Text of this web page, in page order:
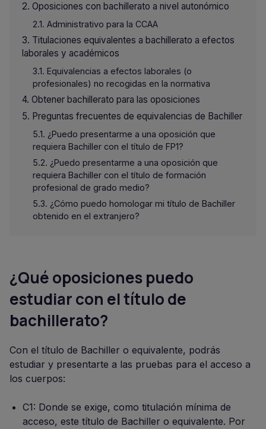
Oposiciones con bachillerato a nivel autonómico
Administrativo para la CCAA
Titulaciones equivalentes a bachillerato a efectos
laborales y académicos
Equivalencias a efectos laborales (o
profesionales) no recogidas en la normativa
Obtener bachillerato para las oposiciones
Preguntas frecuentes de equivalencias de Bachiller
¿Puedo presentarme a una oposición que
requiera Bachiller con el título de FP1?
¿Puedo presentarme a una oposición que
requiera Bachiller con el título de formación
profesional de grado medio?
¿Cómo puedo homologar mi título de Bachiller
obtenido en el extranjero?
¿Qué oposiciones puedo
estudiar con el título de
bachillerato?
Con el título de Bachiller o equivalente, podrás
estudiar y presentarte a las pruebas para el acceso a
los cuerpos:
C1: Donde se exige, como titulación mínima de
acceso, este título de Bachiller o equivalente. Por